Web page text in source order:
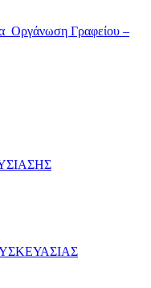
Οργάνωση Γραφείου –